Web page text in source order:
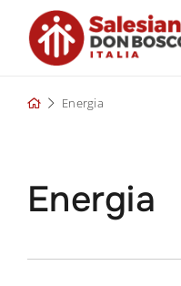
content
Energia
Energia